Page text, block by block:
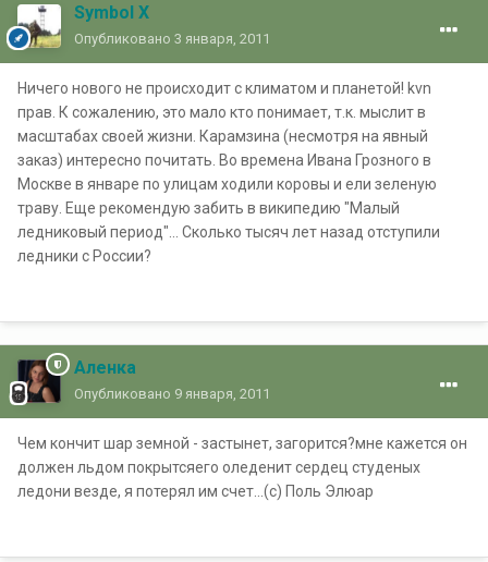
Symbol X
Опубликовано 3 января, 2011
Ничего нового не происходит с климатом и планетой! kvn
прав. К сожалению, это мало кто понимает, т.к. мыслит в
масштабах своей жизни. Карамзина (несмотря на явный
заказ) интересно почитать. Во времена Ивана Грозного в
Москве в январе по улицам ходили коровы и ели зеленую
траву. Еще рекомендую забить в википедию "Малый
ледниковый период"... Сколько тысяч лет назад отступили
ледники с России?
Аленка
Опубликовано 9 января, 2011
Чем кончит шар земной - застынет, загорится?мне кажется он
должен льдом покрытсяего оледенит сердец студеных
ледони везде, я потерял им счет...(с) Поль Элюар